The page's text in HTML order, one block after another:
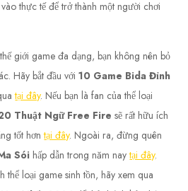
thực tế để trở thành một người chơi
giới game đa dạng, bạn không nên bỏ
Hãy bắt đầu với10 Game Bida Đỉnh
tại đây. Nếu bạn là fan của thể loại
Thuật Ngữ Free Fire sẽ rất hữu ích
tốt hơntại đây. Ngoài ra, đừng quên
Sóihấp dẫn trong năm naytại đây.
thể loại game sinh tồn, hãy xem qua